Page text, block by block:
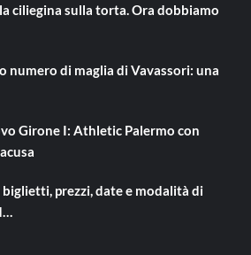
ciliegina sulla torta. Ora dobbiamo
numero di maglia di Vavassori: una
Girone I: Athletic Palermo con
biglietti, prezzi, date e modalità di